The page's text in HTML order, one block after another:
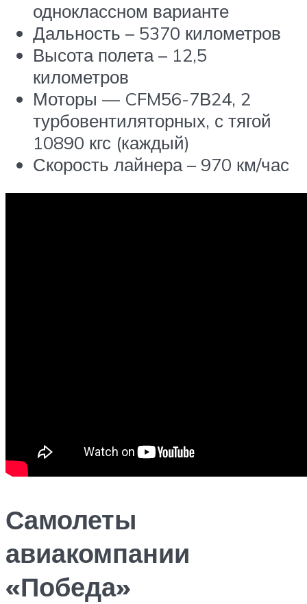
одноклассном варианте
Дальность – 5370 километров
Высота полета – 12,5
километров
Моторы — CFM56-7В24, 2
турбовентиляторных, с тягой
10890 кгс (каждый)
Скорость лайнера – 970 км/час
Самолеты
авиакомпании
«Победа»